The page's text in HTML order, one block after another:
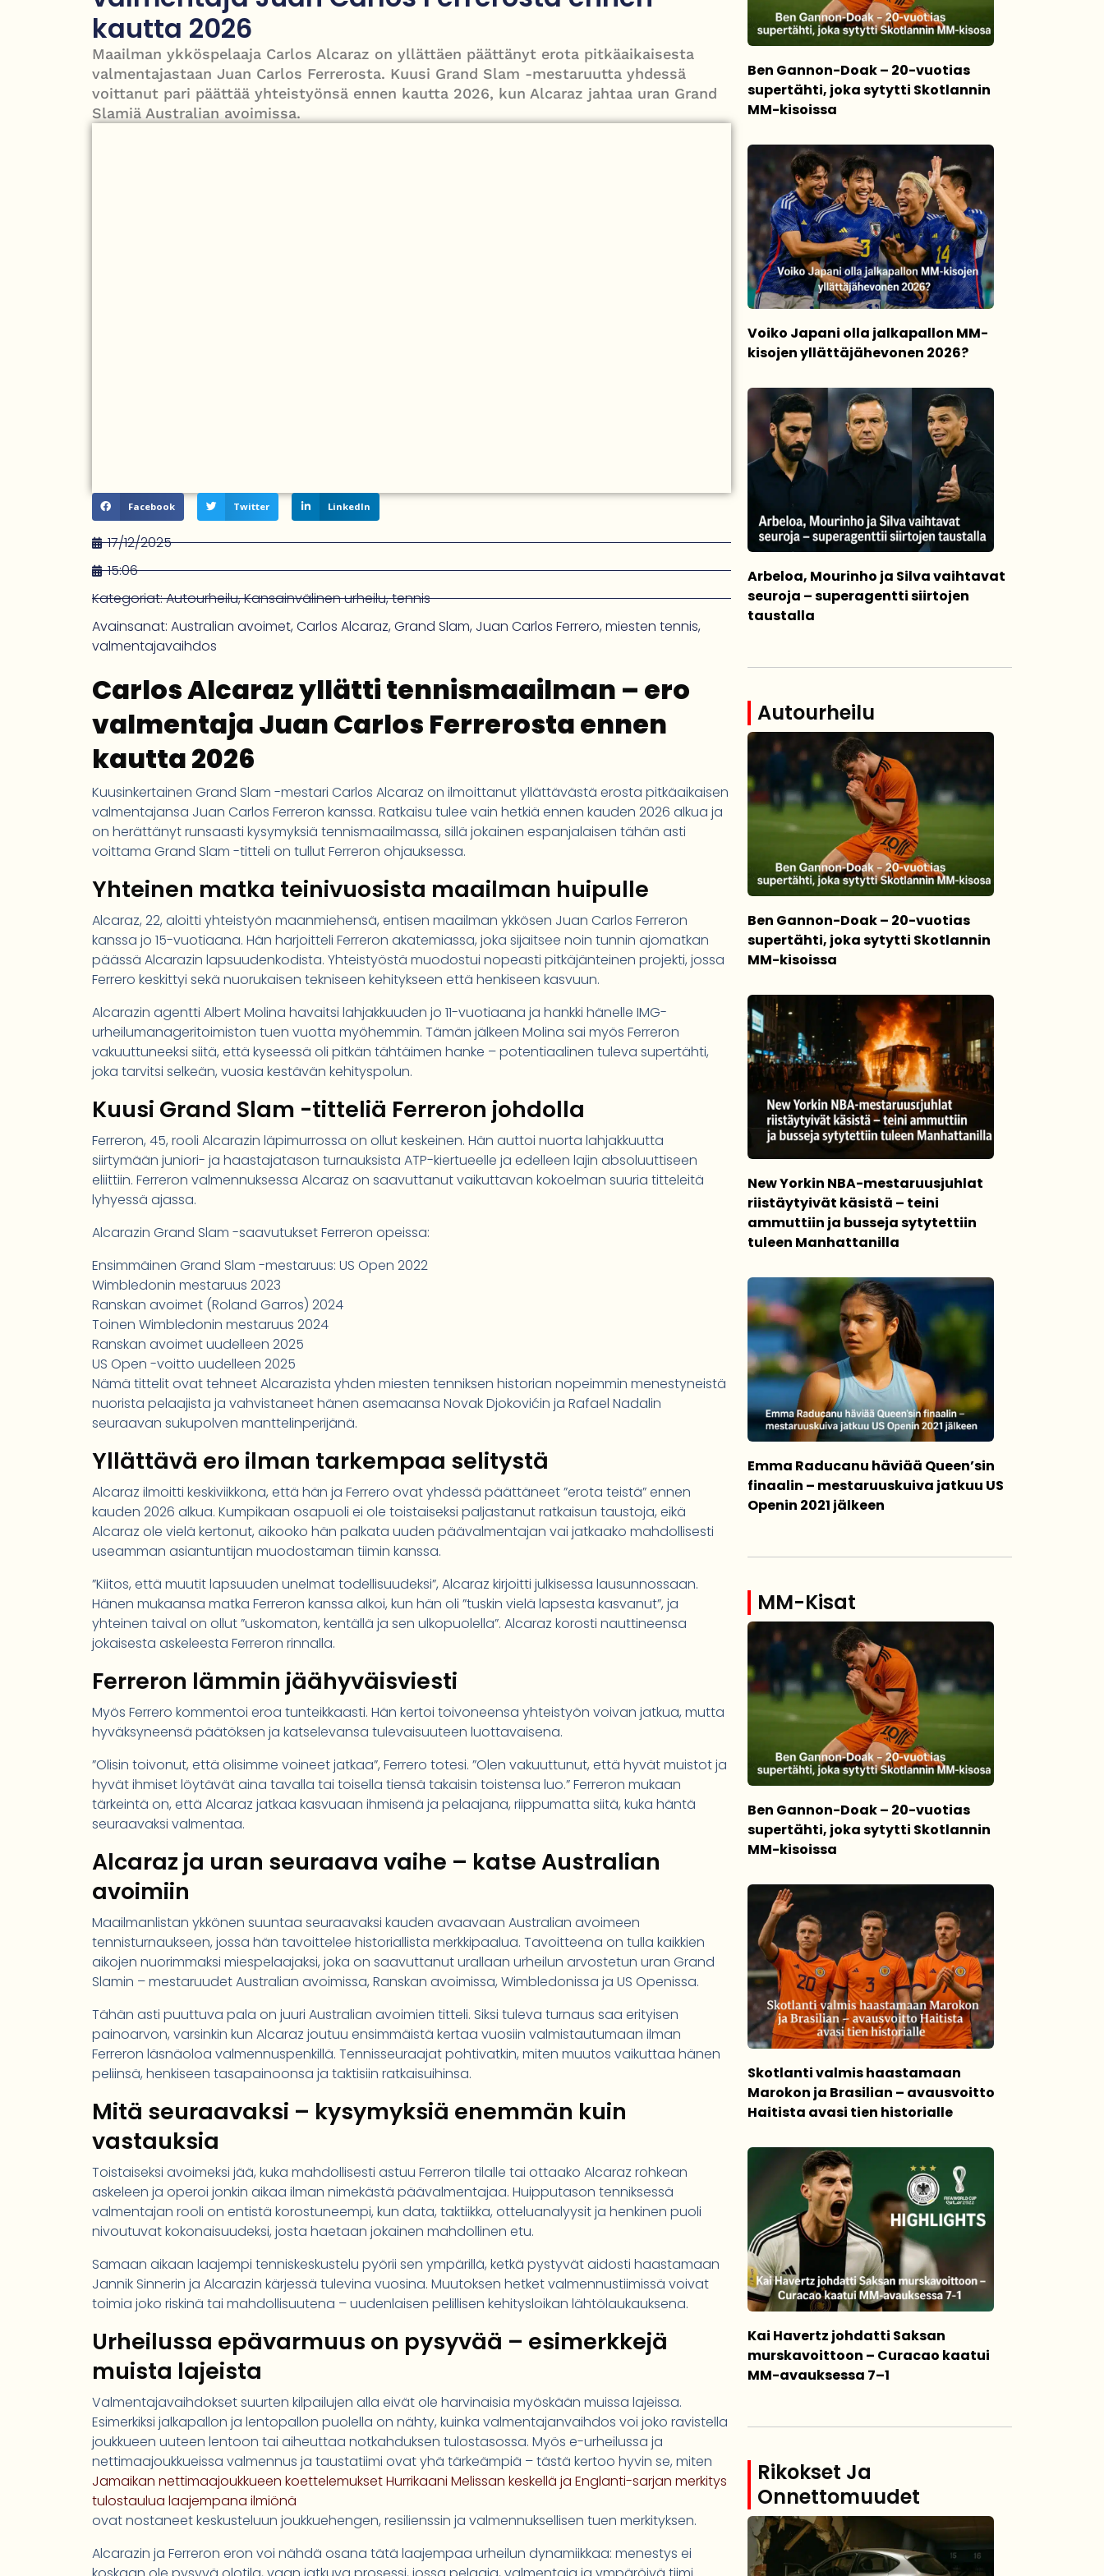
PT Vatanen antoi porttikiellon Juhana Tegelbergille – tiukka välienselvittely PTV Gymillä tallentui videolle
kautta 2026
Maailman ykköspelaaja Carlos Alcaraz on yllättäen päättänyt erota pitkäaikaisesta
valmentajastaan Juan Carlos Ferrerosta. Kuusi Grand Slam -mestaruutta yhdessä
voittanut pari päättää yhteistyönsä ennen kautta 2026, kun Alcaraz jahtaa uran Grand
Slamiä Australian avoimissa.
Facebook Twitter LinkedIn
17/12/2025
15:06
Kategoriat:Autourheilu,Kansainvälinen urheilu,tennis
Avainsanat: Australian avoimet,Carlos Alcaraz,Grand Slam, Juan Carlos Ferrero,miesten tennis,
valmentajavaihdos
Carlos Alcaraz yllätti tennismaailman – ero
valmentaja Juan Carlos Ferrerosta ennen
kautta 2026
Kuusinkertainen Grand Slam -mestari Carlos Alcaraz on ilmoittanut yllättävästä erosta pitkäaikaisen
valmentajansa Juan Carlos Ferreron kanssa. Ratkaisu tulee vain hetkiä ennen kauden 2026 alkua ja
on herättänyt runsaasti kysymyksiä tennismaailmassa, sillä jokainen espanjalaisen tähän asti
voittama Grand Slam -titteli on tullut Ferreron ohjauksessa.
Yhteinen matka teinivuosista maailman huipulle
Alcaraz, 22, aloitti yhteistyön maanmiehensä, entisen maailman ykkösen Juan Carlos Ferreron
kanssa jo 15-vuotiaana. Hän harjoitteli Ferreron akatemiassa, joka sijaitsee noin tunnin ajomatkan
päässä Alcarazin lapsuudenkodista. Yhteistyöstä muodostui nopeasti pitkäjänteinen projekti, jossa
Ferrero keskittyi sekä nuorukaisen tekniseen kehitykseen että henkiseen kasvuun.
Alcarazin agentti Albert Molina havaitsi lahjakkuuden jo 11-vuotiaana ja hankki hänelle IMG-
urheilumanageritoimiston tuen vuotta myöhemmin. Tämän jälkeen Molina sai myös Ferreron
vakuuttuneeksi siitä, että kyseessä oli pitkän tähtäimen hanke – potentiaalinen tuleva supertähti,
joka tarvitsi selkeän, vuosia kestävän kehityspolun.
Kuusi Grand Slam -titteliä Ferreron johdolla
Ferreron, 45, rooli Alcarazin läpimurrossa on ollut keskeinen. Hän auttoi nuorta lahjakkuutta
siirtymään juniori- ja haastajatason turnauksista ATP-kiertueelle ja edelleen lajin absoluuttiseen
eliittiin. Ferreron valmennuksessa Alcaraz on saavuttanut vaikuttavan kokoelman suuria titteleitä
lyhyessä ajassa.
Alcarazin Grand Slam -saavutukset Ferreron opeissa:
Ensimmäinen Grand Slam -mestaruus: US Open 2022
Wimbledonin mestaruus 2023
Ranskan avoimet (Roland Garros) 2024
Toinen Wimbledonin mestaruus 2024
Ranskan avoimet uudelleen 2025
US Open -voitto uudelleen 2025
Nämä tittelit ovat tehneet Alcarazista yhden miesten tenniksen historian nopeimmin menestyneistä
nuorista pelaajista ja vahvistaneet hänen asemaansa Novak Djokovićin ja Rafael Nadalin
seuraavan sukupolven manttelinperijänä.
Yllättävä ero ilman tarkempaa selitystä
Alcaraz ilmoitti keskiviikkona, että hän ja Ferrero ovat yhdessä päättäneet ”erota teistä” ennen
kauden 2026 alkua. Kumpikaan osapuoli ei ole toistaiseksi paljastanut ratkaisun taustoja, eikä
Alcaraz ole vielä kertonut, aikooko hän palkata uuden päävalmentajan vai jatkaako mahdollisesti
useamman asiantuntijan muodostaman tiimin kanssa.
”Kiitos, että muutit lapsuuden unelmat todellisuudeksi”, Alcaraz kirjoitti julkisessa lausunnossaan.
Hänen mukaansa matka Ferreron kanssa alkoi, kun hän oli ”tuskin vielä lapsesta kasvanut”, ja
yhteinen taival on ollut ”uskomaton, kentällä ja sen ulkopuolella”. Alcaraz korosti nauttineensa
jokaisesta askeleesta Ferreron rinnalla.
Ferreron lämmin jäähyväisviesti
Myös Ferrero kommentoi eroa tunteikkaasti. Hän kertoi toivoneensa yhteistyön voivan jatkua, mutta
hyväksyneensä päätöksen ja katselevansa tulevaisuuteen luottavaisena.
”Olisin toivonut, että olisimme voineet jatkaa”, Ferrero totesi. ”Olen vakuuttunut, että hyvät muistot ja
hyvät ihmiset löytävät aina tavalla tai toisella tiensä takaisin toistensa luo.” Ferreron mukaan
tärkeintä on, että Alcaraz jatkaa kasvuaan ihmisenä ja pelaajana, riippumatta siitä, kuka häntä
seuraavaksi valmentaa.
Alcaraz ja uran seuraava vaihe – katse Australian
avoimiin
Maailmanlistan ykkönen suuntaa seuraavaksi kauden avaavaan Australian avoimeen
tennisturnaukseen, jossa hän tavoittelee historiallista merkkipaalua. Tavoitteena on tulla kaikkien
aikojen nuorimmaksi miespelaajaksi, joka on saavuttanut urallaan urheilun arvostetun uran Grand
Slamin – mestaruudet Australian avoimissa, Ranskan avoimissa, Wimbledonissa ja US Openissa.
Tähän asti puuttuva pala on juuri Australian avoimien titteli. Siksi tuleva turnaus saa erityisen
painoarvon, varsinkin kun Alcaraz joutuu ensimmäistä kertaa vuosiin valmistautumaan ilman
Ferreron läsnäoloa valmennuspenkillä. Tennisseuraajat pohtivatkin, miten muutos vaikuttaa hänen
peliinsä, henkiseen tasapainoonsa ja taktisiin ratkaisuihinsa.
Mitä seuraavaksi – kysymyksiä enemmän kuin
vastauksia
Toistaiseksi avoimeksi jää, kuka mahdollisesti astuu Ferreron tilalle tai ottaako Alcaraz rohkean
askeleen ja operoi jonkin aikaa ilman nimekästä päävalmentajaa. Huipputason tenniksessä
valmentajan rooli on entistä korostuneempi, kun data, taktiikka, otteluanalyysit ja henkinen puoli
nivoutuvat kokonaisuudeksi, josta haetaan jokainen mahdollinen etu.
Samaan aikaan laajempi tenniskeskustelu pyörii sen ympärillä, ketkä pystyvät aidosti haastamaan
Jannik Sinnerin ja Alcarazin kärjessä tulevina vuosina. Muutoksen hetket valmennustiimissä voivat
toimia joko riskinä tai mahdollisuutena – uudenlaisen pelillisen kehitysloikan lähtölaukauksena.
Urheilussa epävarmuus on pysyvää – esimerkkejä
muista lajeista
Valmentajavaihdokset suurten kilpailujen alla eivät ole harvinaisia myöskään muissa lajeissa.
Esimerkiksi jalkapallon ja lentopallon puolella on nähty, kuinka valmentajanvaihdos voi joko ravistella
joukkueen uuteen lentoon tai aiheuttaa notkahduksen tulostasossa. Myös e-urheilussa ja
nettimaajoukkueissa valmennus ja taustatiimi ovat yhä tärkeämpiä – tästä kertoo hyvin se, miten
Jamaikan nettimaajoukkueen koettelemukset Hurrikaani Melissan keskellä ja Englanti-sarjan merkitys
tulostaulua laajempana ilmiönä
ovat nostaneet keskusteluun joukkuehengen, resilienssin ja valmennuksellisen tuen merkityksen.
Alcarazin ja Ferreron eron voi nähdä osana tätä laajempaa urheilun dynamiikkaa: menestys ei
Ben Gannon-Doak – 20-vuotias
supertähti, joka sytytti Skotlannin
MM-kisoissa
Voiko Japani olla jalkapallon MM-
kisojen yllättäjähevonen 2026?
Arbeloa, Mourinho ja Silva vaihtavat
seuroja – superagentti siirtojen
taustalla
Autourheilu
Ben Gannon-Doak – 20-vuotias
supertähti, joka sytytti Skotlannin
MM-kisoissa
New Yorkin NBA-mestaruusjuhlat
riistäytyivät käsistä – teini
ammuttiin ja busseja sytytettiin
tuleen Manhattanilla
Emma Raducanu häviää Queen’sin
finaalin – mestaruuskuiva jatkuu US
Openin 2021 jälkeen
MM-Kisat
Ben Gannon-Doak – 20-vuotias
supertähti, joka sytytti Skotlannin
MM-kisoissa
Skotlanti valmis haastamaan
Marokon ja Brasilian – avausvoitto
Haitista avasi tien historialle
Kai Havertz johdatti Saksan
murskavoittoon – Curacao kaatui
MM-avauksessa 7–1
Rikokset Ja
Onnettomuudet